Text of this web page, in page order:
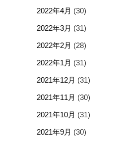
2022年4月 (30)
2022年3月 (31)
2022年2月 (28)
2022年1月 (31)
2021年12月 (31)
2021年11月 (30)
2021年10月 (31)
2021年9月 (30)